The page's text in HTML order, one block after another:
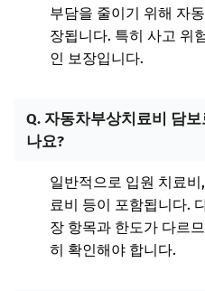
부담을 줄이기 위해 자
장됩니다. 특히 사고 위
인 보장입니다.
Q. 자동차부상치료비 담
나요?
일반적으로 입원 치료
료비 등이 포함됩니다.
장 항목과 한도가 다르
히 확인해야 합니다.